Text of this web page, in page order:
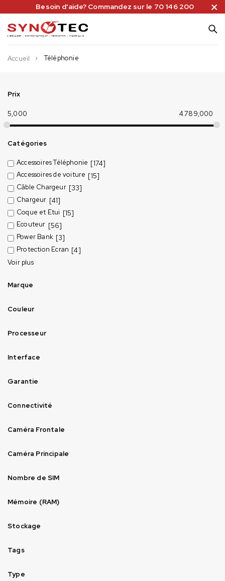
Besoin d'aide? Commandez sur le 70 146 200
Accueil Téléphonie
Prix
5,000 4.789,000
Catégories
Accessoires Téléphonie [174]
Accessoires de voiture [15]
Câble Chargeur [33]
Chargeur [41]
Coque et Etui [15]
Ecouteur [56]
Power Bank [3]
Protection Ecran [4]
Voir plus
Marque
Couleur
Processeur
Interface
Garantie
Connectivité
Caméra Frontale
Caméra Principale
Nombre de SIM
Mémoire (RAM)
Stockage
Tags
Type